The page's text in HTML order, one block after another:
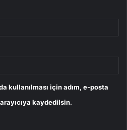
kullanılması için adım, e-posta
kaydedilsin.